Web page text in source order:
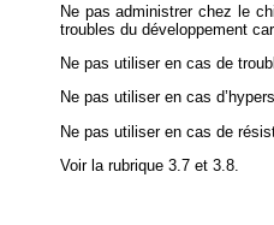
Ne pas administrer chez le
troubles du développement
Ne pas utiliser en cas de
Ne pas utiliser en cas
Ne pas utiliser en cas de
Voir la rubrique 3.7 et 3.8.